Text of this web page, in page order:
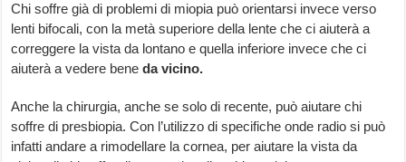
Chi soffre già di problemi di miopia può orientarsi invece verso
lenti bifocali, con la metà superiore della lente che ci aiuterà a
correggere la vista da lontano e quella inferiore invece che ci
aiuterà a vedere beneda vicino.
Anche la chirurgia, anche se solo di recente, può aiutare chi
soffre di presbiopia. Con l’utilizzo di specifiche onde radio si può
infatti andare a rimodellare la cornea, per aiutare la vista da